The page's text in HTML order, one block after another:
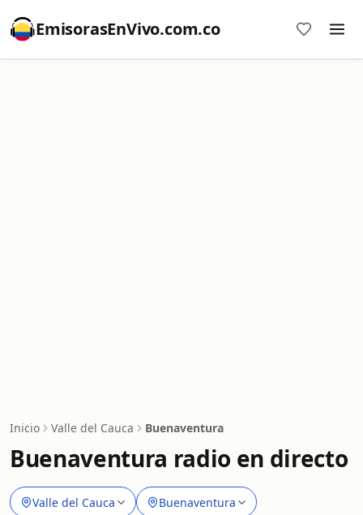
EmisorasEnVivo.com.co
Inicio Valle del Cauca Buenaventura
Buenaventura radio en directo
Valle del Cauca Buenaventura